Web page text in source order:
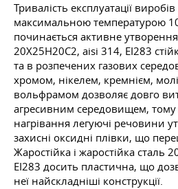
Тривалість експлуатації
максимальною температурою
починається активне
20Х25Н20С2, aisi 314, ЕІ283
та в розпечених газових
хромом, нікелем, кремнієм,
вольфрамом дозволяє довго
агресивним середовищем, тому
нагрівання легуючі речовини
захисні оксидні плівки, що
Жаростійка і жаростійка сталь
ЕІ283 досить пластична, що
неї найскладніші конструкції.